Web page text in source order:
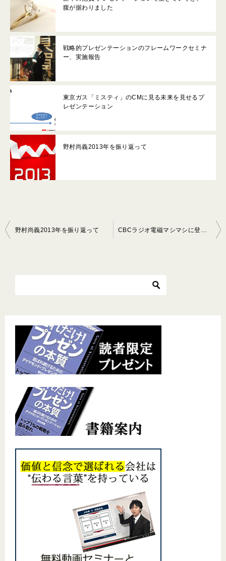
腹が据わりました
戦略的プレゼンテーションのフレームワークセミナ
ー、実施報告
東京ガス「ミスティ」のCMに見る未来を見せるプ
レゼンテーション
野村尚義2013年を振り返って
投
野村尚義2013年を振り返って